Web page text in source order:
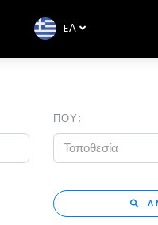
EΛ
ΠΟΥ;
Τοποθεσία